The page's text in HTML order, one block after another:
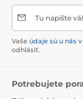
Tu napíšte
Vaše údaje sú u nás
odhlásiť.
Potrebujete